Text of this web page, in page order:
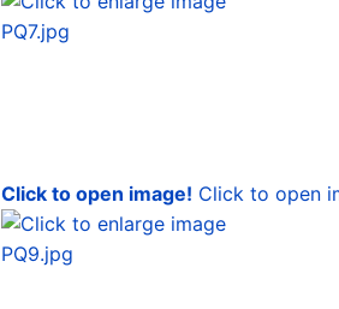
Click to open image! Click to open